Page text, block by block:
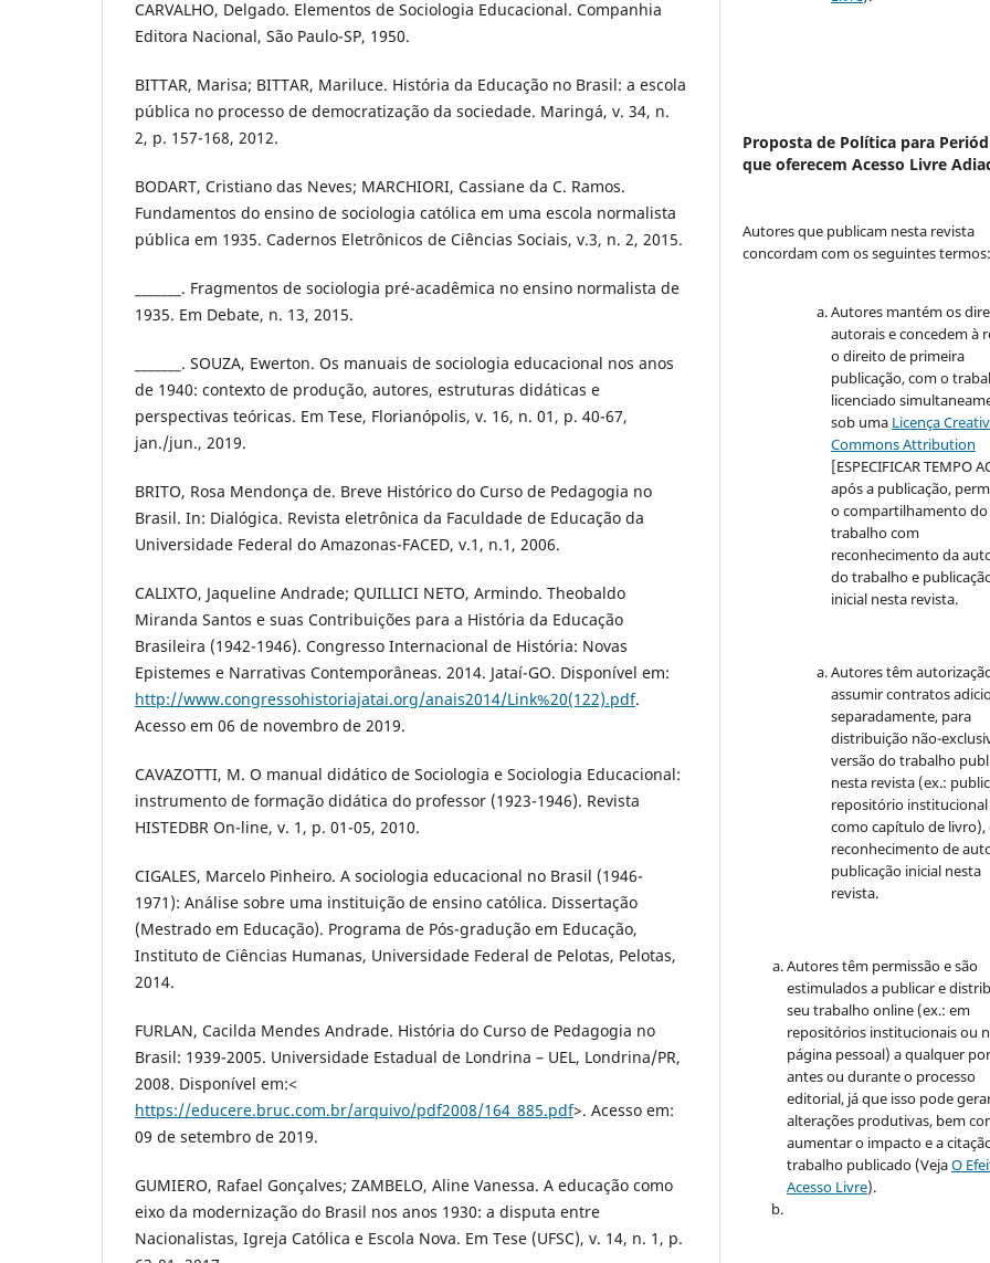
CARVALHO, Delgado. Elementos de Sociologia Educacional. Companhia
Editora Nacional, São Paulo-SP, 1950.
BITTAR, Marisa; BITTAR, Mariluce. História da Educação no Brasil: a escola
pública no processo de democratização da sociedade. Maringá, v. 34, n.
2, p. 157-168, 2012.
BODART, Cristiano das Neves; MARCHIORI, Cassiane da C. Ramos.
Fundamentos do ensino de sociologia católica em uma escola normalista
pública em 1935. Cadernos Eletrônicos de Ciências Sociais, v.3, n. 2, 2015.
_______. Fragmentos de sociologia pré-acadêmica no ensino normalista de
1935. Em Debate, n. 13, 2015.
_______. SOUZA, Ewerton. Os manuais de sociologia educacional nos anos
de 1940: contexto de produção, autores, estruturas didáticas e
perspectivas teóricas. Em Tese, Florianópolis, v. 16, n. 01, p. 40-67,
jan./jun., 2019.
BRITO, Rosa Mendonça de. Breve Histórico do Curso de Pedagogia no
Brasil. In: Dialógica. Revista eletrônica da Faculdade de Educação da
Universidade Federal do Amazonas-FACED, v.1, n.1, 2006.
CALIXTO, Jaqueline Andrade; QUILLICI NETO, Armindo. Theobaldo
Miranda Santos e suas Contribuições para a História da Educação
Brasileira (1942-1946). Congresso Internacional de História: Novas
Epistemes e Narrativas Contemporâneas. 2014. Jataí-GO. Disponível em:
http://www.congressohistoriajatai.org/anais2014/Link%20(122).pdf.
Acesso em 06 de novembro de 2019.
CAVAZOTTI, M. O manual didático de Sociologia e Sociologia Educacional:
instrumento de formação didática do professor (1923-1946). Revista
HISTEDBR On-line, v. 1, p. 01-05, 2010.
CIGALES, Marcelo Pinheiro. A sociologia educacional no Brasil (1946-
1971): Análise sobre uma instituição de ensino católica. Dissertação
(Mestrado em Educação). Programa de Pós-gradução em Educação,
Instituto de Ciências Humanas, Universidade Federal de Pelotas, Pelotas,
2014.
FURLAN, Cacilda Mendes Andrade. História do Curso de Pedagogia no
Brasil: 1939-2005. Universidade Estadual de Londrina – UEL, Londrina/PR,
2008. Disponível em:<
https://educere.bruc.com.br/arquivo/pdf2008/164_885.pdf>. Acesso em:
09 de setembro de 2019.
GUMIERO, Rafael Gonçalves; ZAMBELO, Aline Vanessa. A educação como
eixo da modernização do Brasil nos anos 1930: a disputa entre
Nacionalistas, Igreja Católica e Escola Nova. Em Tese (UFSC), v. 14, n. 1, p.
Proposta de Política para
que oferecem Acesso Livre
Autores que publicam nesta revista
concordam com os seguintes termos:
Autores mantém os
autorais e concedem à
o direito de primeira
publicação, com o
licenciado
sob uma Licença
Commons Attribution
[ESPECIFICAR TEMPO
após a publicação,
o compartilhamento do
trabalho com
reconhecimento da
do trabalho e
inicial nesta revista.
Autores têm
assumir contratos
separadamente, para
distribuição não-
versão do trabalho
nesta revista (ex.:
repositório institucional
como capítulo de livro),
reconhecimento de
publicação inicial nesta
revista.
Autores têm permissão e são
estimulados a publicar e
seu trabalho online (ex.: em
repositórios institucionais ou
página pessoal) a qualquer
antes ou durante o processo
editorial, já que isso pode
alterações produtivas, bem
aumentar o impacto e a
trabalho publicado (VejaO
Acesso Livre).